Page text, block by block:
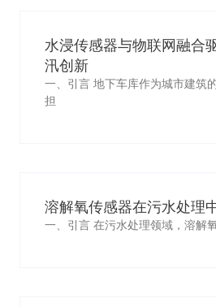
水浸传感器与物联网融合
汛创新
一、引言 地下车库作为城市建筑
担
溶解氧传感器在污水处理
一、引言 在污水处理领域，溶解